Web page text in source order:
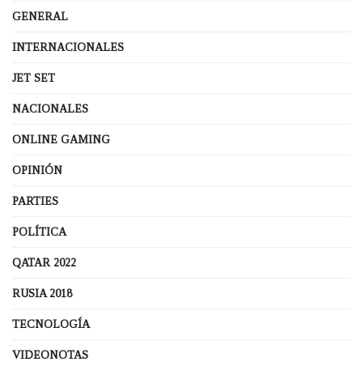
GENERAL
INTERNACIONALES
JET SET
NACIONALES
ONLINE GAMING
OPINIÓN
PARTIES
POLÍTICA
QATAR 2022
RUSIA 2018
TECNOLOGÍA
VIDEONOTAS